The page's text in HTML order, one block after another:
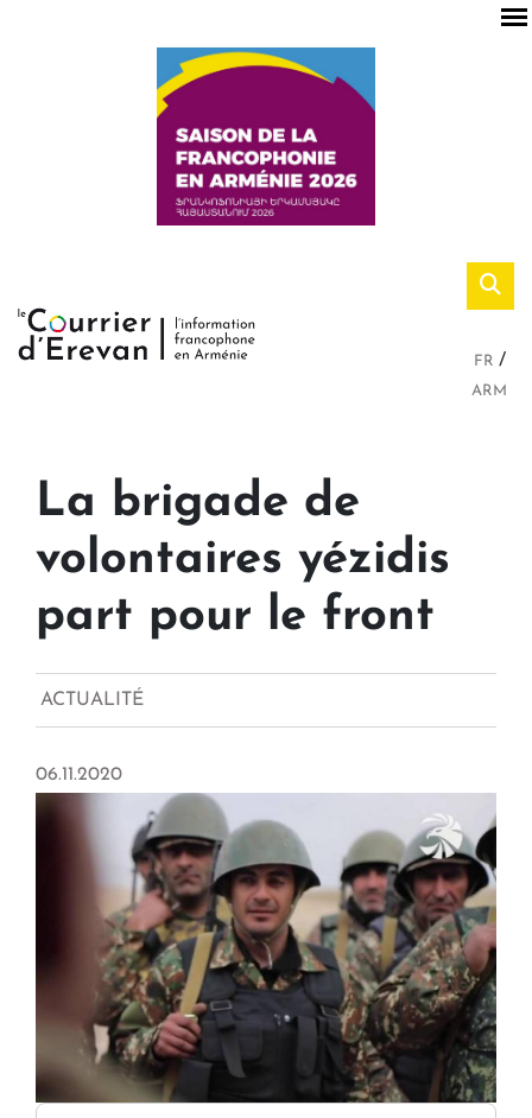
FR
ARM
La brigade de
volontaires yézidis
part pour le front
ACTUALITÉ
06.11.2020